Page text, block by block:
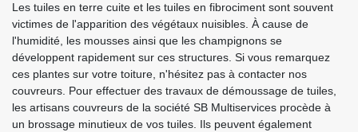
Les tuiles en terre cuite et les tuiles en fibrociment sont souvent
victimes de l'apparition des végétaux nuisibles. À cause de
l'humidité, les mousses ainsi que les champignons se
développent rapidement sur ces structures. Si vous remarquez
ces plantes sur votre toiture, n'hésitez pas à contacter nos
couvreurs. Pour effectuer des travaux de démoussage de tuiles,
les artisans couvreurs de la société SB Multiservices procède à
un brossage minutieux de vos tuiles. Ils peuvent également